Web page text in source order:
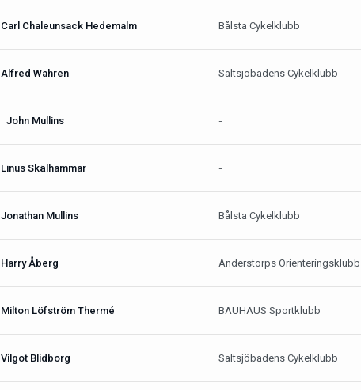
Carl Chaleunsack Hedemalm Bålsta Cykelklubb
Alfred Wahren Saltsjöbadens Cykelklubb
John Mullins -
Linus Skälhammar -
Jonathan Mullins Bålsta Cykelklubb
Harry Åberg Anderstorps Orienteringsklubb
Milton Löfström Thermé BAUHAUS Sportklubb
Vilgot Blidborg Saltsjöbadens Cykelklubb